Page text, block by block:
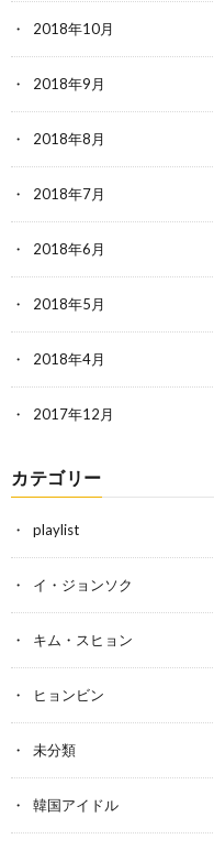
2018年10月
2018年9月
2018年8月
2018年7月
2018年6月
2018年5月
2018年4月
2017年12月
カテゴリー
playlist
イ・ジョンソク
キム・スヒョン
ヒョンビン
未分類
韓国アイドル